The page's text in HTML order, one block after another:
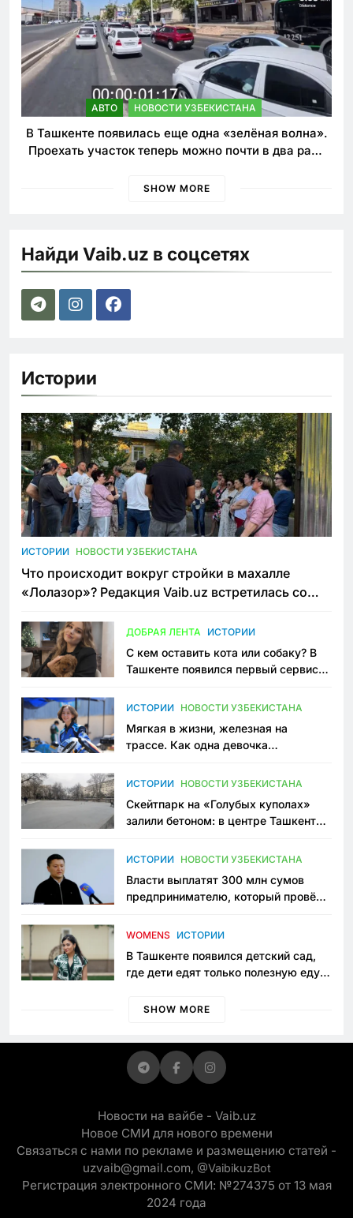
АВТО НОВОСТИ УЗБЕКИСТАНА
В Ташкенте появилась еще одна «зелёная волна».
Проехать участок теперь можно почти в два раза
SHOW MORE
Найди Vaib.uz в соцсетях
Истории
ИСТОРИИ НОВОСТИ УЗБЕКИСТАНА
Что происходит вокруг стройки в махалле
«Лолазор»? Редакция Vaib.uz встретилась со
ДОБРАЯ ЛЕНТА ИСТОРИИ
С кем оставить кота или собаку? В
Ташкенте появился первый сервис
ИСТОРИИ НОВОСТИ УЗБЕКИСТАНА
Мягкая в жизни, железная на
трассе. Как одна девочка
Узбекистане
ИСТОРИИ НОВОСТИ УЗБЕКИСТАНА
Скейтпарк на «Голубых куполах»
залили бетоном: в центре Ташкента
пространство
ИСТОРИИ НОВОСТИ УЗБЕКИСТАНА
Власти выплатят 300 млн сумов
предпринимателю, который провёл
приговору
WOMENS ИСТОРИИ
В Ташкенте появился детский сад,
где дети едят только полезную еду.
просить «кашу без сахара»
SHOW MORE
Новости на вайбе - Vaib.uz
Новое СМИ для нового времени
Связаться с нами по рекламе и размещению статей -
uzvaib@gmail.com, @VaibikuzBot
Регистрация электронного СМИ: №274375 от 13 мая
2024 года